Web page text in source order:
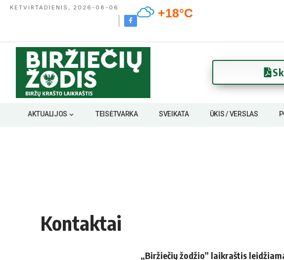
KETVIRTADIENIS, 2026-08-06 +18°C
AKTUALIJOS TEISĖTVARKA SVEIKATA ŪKIS / VERSLAS
Kontaktai
„Biržiečių žodžio” laikraštis